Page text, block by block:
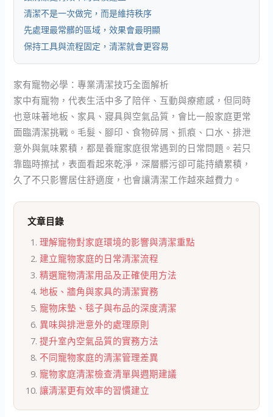
清潔不是一次做完，而是維持秩序
先處理最常髒的區域，效果會最明顯
保持工具與流程固定，清潔就會更容易
家有寵物必學：專業清潔技巧全面解析
家中有寵物，代表生活中多了陪伴、互動與療癒感，但同時
也意味著地板、家具、寢具與空氣品質，會比一般家庭更常
面臨清潔挑戰。毛髮、腳印、食物碎屑、抓痕、口水、排泄
意外與氣味累積，都是養寵家庭很常遇到的日常問題。若只
靠臨時擦拭，表面看起來乾淨，深層髒污卻可能持續累積，
久了不只影響居住舒適度，也會讓清潔工作越來越費力。
文章目錄
理解寵物對家庭環境的影響與清潔重點
建立寵物家庭的日常清潔流程
精選寵物清潔用品及正確使用方法
地板、牆角與家具的清潔實務
寵物床墊、毯子與布品的深度清潔
異味與排泄意外的處理原則
提升室內空氣品質的實務方法
不同寵物家庭的清潔管理差異
寵物家庭清潔檢查清單與週期建議
讓清潔更有效率的習慣建立